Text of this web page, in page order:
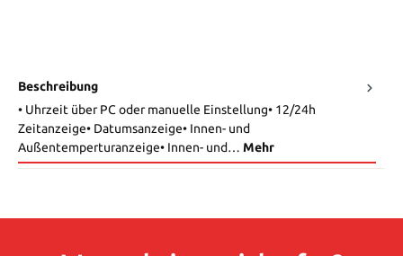
Beschreibung
• Uhrzeit über PC oder manuelle Einstellung• 12/24h
Zeitanzeige• Datumsanzeige• Innen- und
Außentemperturanzeige• Innen- und… Mehr